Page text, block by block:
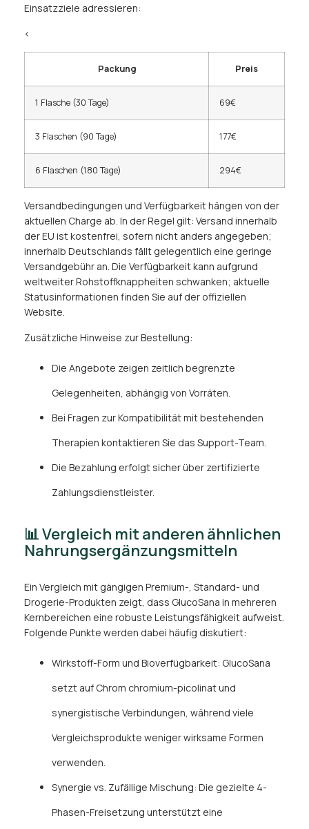
Einsatzziele adressieren:
<
Packung Preis
1 Flasche (30 Tage) 69€
3 Flaschen (90 Tage) 177€
6 Flaschen (180 Tage) 294€
Versandbedingungen und Verfügbarkeit hängen von der
aktuellen Charge ab. In der Regel gilt: Versand innerhalb
der EU ist kostenfrei, sofern nicht anders angegeben;
innerhalb Deutschlands fällt gelegentlich eine geringe
Versandgebühr an. Die Verfügbarkeit kann aufgrund
weltweiter Rohstoffknappheiten schwanken; aktuelle
Statusinformationen finden Sie auf der offiziellen
Website.
Zusätzliche Hinweise zur Bestellung:
Die Angebote zeigen zeitlich begrenzte
Gelegenheiten, abhängig von Vorräten.
Bei Fragen zur Kompatibilität mit bestehenden
Therapien kontaktieren Sie das Support-Team.
Die Bezahlung erfolgt sicher über zertifizierte
Zahlungsdienstleister.
📊 Vergleich mit anderen ähnlichen
Nahrungsergänzungsmitteln
Ein Vergleich mit gängigen Premium-, Standard- und
Drogerie-Produkten zeigt, dass GlucoSana in mehreren
Kernbereichen eine robuste Leistungsfähigkeit aufweist.
Folgende Punkte werden dabei häufig diskutiert:
Wirkstoff-Form und Bioverfügbarkeit: GlucoSana
setzt auf Chrom chromium-picolinat und
synergistische Verbindungen, während viele
Vergleichsprodukte weniger wirksame Formen
verwenden.
Synergie vs. Zufällige Mischung: Die gezielte 4-
Phasen-Freisetzung unterstützt eine